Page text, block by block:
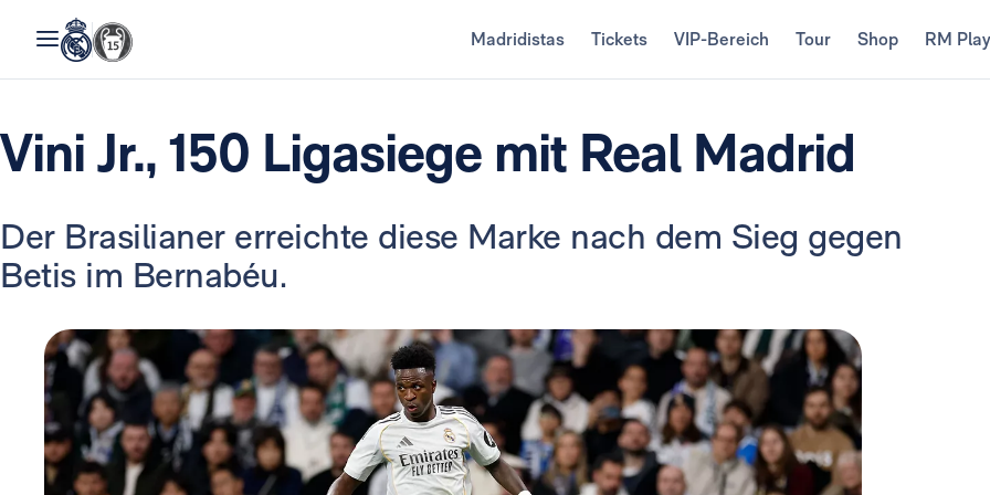
Madridistas Tickets VIP-Bereich Tour Shop RM Play
Vini Jr., 150 Ligasiege mit Real Madrid
Der Brasilianer erreichte diese Marke nach dem Sieg gegen
Betis im Bernabéu.